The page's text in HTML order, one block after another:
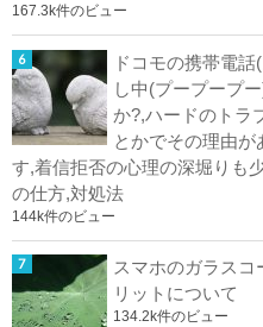
167.3k件のビュー
ドコモの携帯電
し中(プープープ
か?,ハードのトラ
とかでその理由が
す,着信拒否の心理の深堀りも
の仕方,対処法
144k件のビュー
スマホのガラスコ
リットについて
134.2k件のビュー